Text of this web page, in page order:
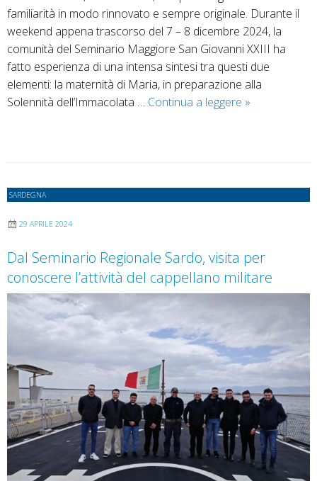
familiarità in modo rinnovato e sempre originale. Durante il
weekend appena trascorso del 7 – 8 dicembre 2024, la
comunità del Seminario Maggiore San Giovanni XXIII ha
fatto esperienza di una intensa sintesi tra questi due
elementi: la maternità di Maria, in preparazione alla
Solennità dell’Immacolata … Continua a leggere Seminario
due
Ordini
Sacri
e
giuramento
di
un
prossimo
diacono
»
SARDEGNA
29 APRILE 2024
Dal Seminario Regionale Sardo, visita per
conoscere l’attività del cappellano militare